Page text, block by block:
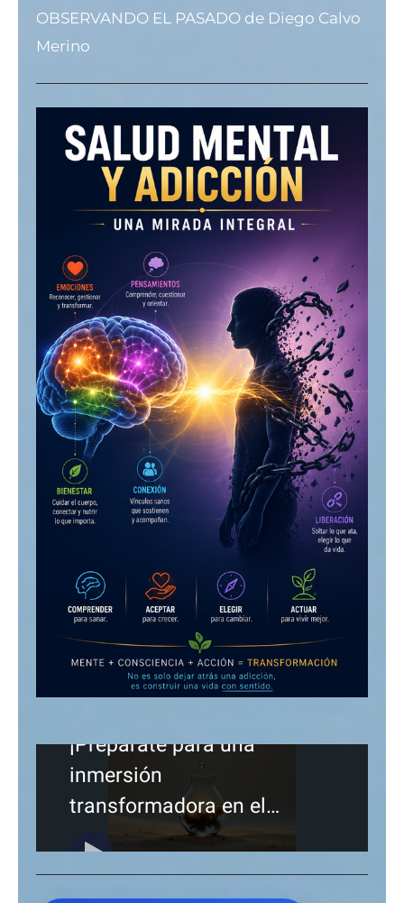
OBSERVANDO EL PASADO de Diego Calvo
Merino